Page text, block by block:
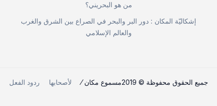
من هو البحريني؟
إشكاليّة المكان : دور البر والبحر في الصراع بين الشرق والغرب
والعالم الإسلامي
جميع الحقوق محفوظة © 2019مسموع مكان ⁄ لأصحابها ردود الفعل